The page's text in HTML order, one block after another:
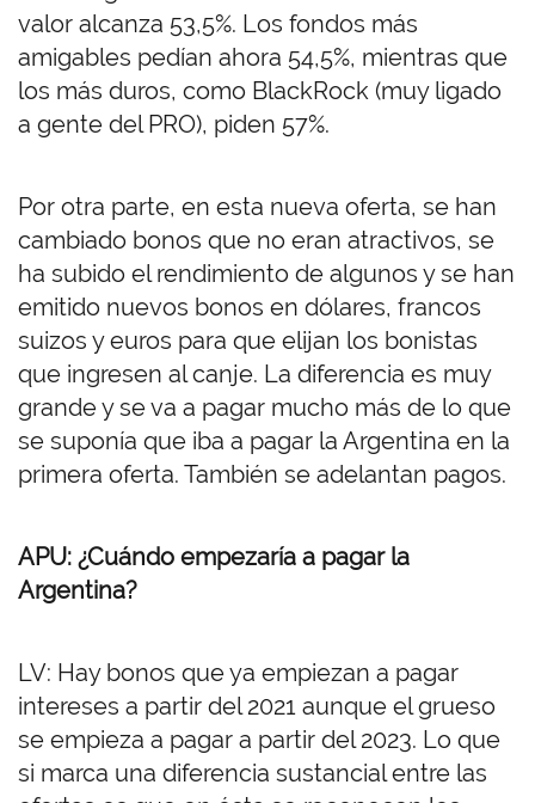
valor alcanza 53,5%. Los fondos más
amigables pedían ahora 54,5%, mientras que
los más duros, como BlackRock (muy ligado
a gente del PRO), piden 57%.
Por otra parte, en esta nueva oferta, se han
cambiado bonos que no eran atractivos, se
ha subido el rendimiento de algunos y se han
emitido nuevos bonos en dólares, francos
suizos y euros para que elijan los bonistas
que ingresen al canje. La diferencia es muy
grande y se va a pagar mucho más de lo que
se suponía que iba a pagar la Argentina en la
primera oferta. También se adelantan pagos.
APU: ¿Cuándo empezaría a pagar la
Argentina?
LV: Hay bonos que ya empiezan a pagar
intereses a partir del 2021 aunque el grueso
se empieza a pagar a partir del 2023. Lo que
si marca una diferencia sustancial entre las